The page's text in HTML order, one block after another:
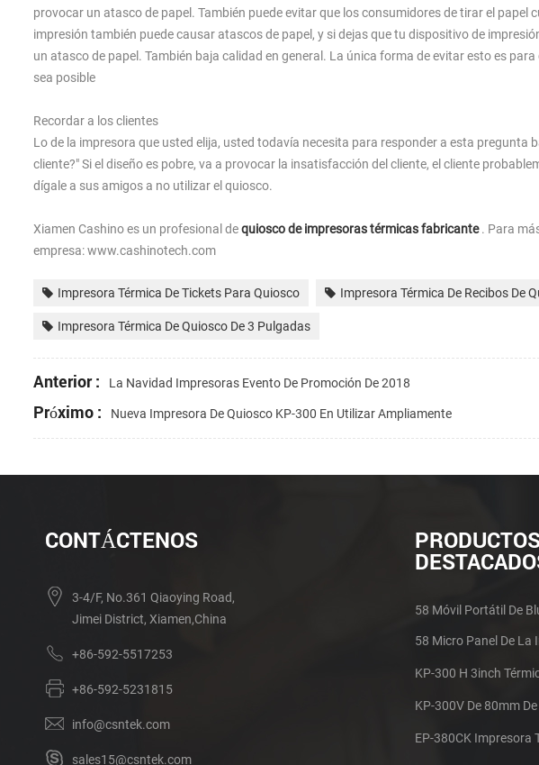
provocar un atasco de papel. También puede evitar que los consumidores de tirar el
impresión también puede causar atascos de papel, y si dejas que tu dispositivo de
un atasco de papel. También baja calidad en general. La única forma de evitar esto es
sea posible
Recordar a los clientes
Lo de la impresora que usted elija, usted todavía necesita para responder a esta pregunta
cliente?" Si el diseño es pobre, va a provocar la insatisfacción del cliente, el cliente
dígale a sus amigos a no utilizar el quiosco.
Xiamen Cashino es un profesional dequiosco de impresoras térmicas fabricante. Para
empresa: www.cashinotech.com
Impresora Térmica De Tickets Para Quiosco Impresora Térmica De Recibos De
Impresora Térmica De Quiosco De 3 Pulgadas
Anterior : La Navidad Impresoras Evento De Promoción De 2018
Próximo : Nueva Impresora De Quiosco KP-300 En Utilizar Ampliamente
CONTÁCTENOS
3-4/F, No.361 Qiaoying Road,
Jimei District, Xiamen,China
+86-592-5517253
+86-592-5231815
info@csntek.com
sales15@csntek.com